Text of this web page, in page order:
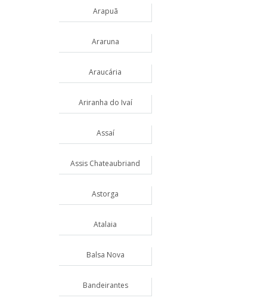
Arapuã
Araruna
Araucária
Ariranha do Ivaí
Assaí
Assis Chateaubriand
Astorga
Atalaia
Balsa Nova
Bandeirantes